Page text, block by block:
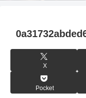
X
Pocket